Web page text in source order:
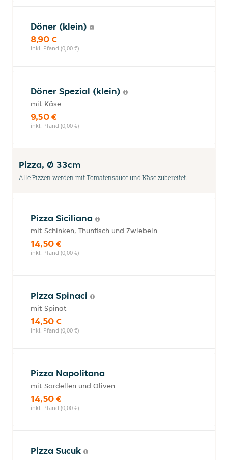
Döner (klein)
8,90 €
inkl. Pfand (0,00 €)
Döner Spezial (klein)
mit Käse
9,50 €
inkl. Pfand (0,00 €)
Pizza, Ø 33cm
Alle Pizzen werden mit Tomatensauce und Käse zubereitet.
Pizza Siciliana
mit Schinken, Thunfisch und Zwiebeln
14,50 €
inkl. Pfand (0,00 €)
Pizza Spinaci
mit Spinat
14,50 €
inkl. Pfand (0,00 €)
Pizza Napolitana
mit Sardellen und Oliven
14,50 €
inkl. Pfand (0,00 €)
Pizza Sucuk